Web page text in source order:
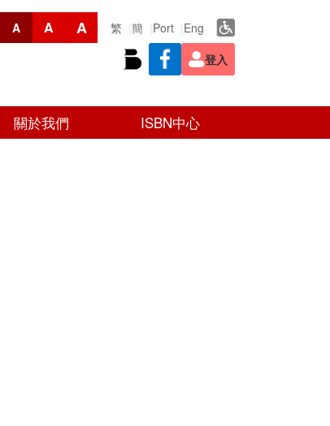
A A A 繁 簡 Port
Eng
登入
關於我們 ISBN中心